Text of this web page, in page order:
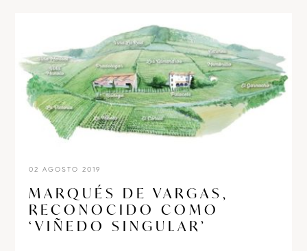
02 AGOSTO 2019
MARQUÉS DE VARGAS,
RECONOCIDO COMO
‘VIÑEDO SINGULAR’